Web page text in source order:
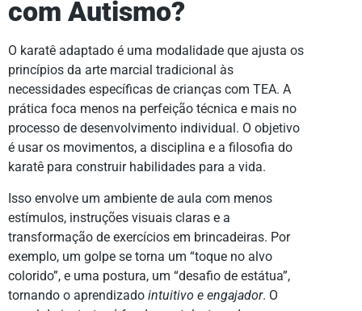
com Autismo?
O karatê adaptado é uma modalidade que ajusta os
princípios da arte marcial tradicional às
necessidades específicas de crianças com TEA. A
prática foca menos na perfeição técnica e mais no
processo de desenvolvimento individual. O objetivo
é usar os movimentos, a disciplina e a filosofia do
karatê para construir habilidades para a vida.
Isso envolve um ambiente de aula com menos
estímulos, instruções visuais claras e a
transformação de exercícios em brincadeiras. Por
exemplo, um golpe se torna um “toque no alvo
colorido”, e uma postura, um “desafio de estátua”,
tornando o aprendizado intuitivo e engajador. O